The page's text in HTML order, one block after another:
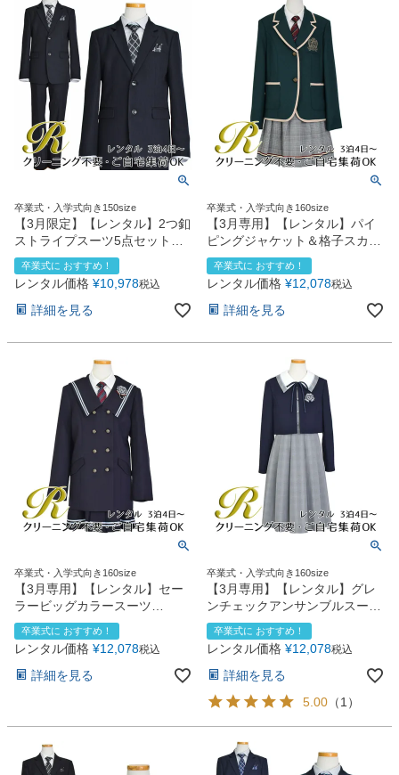
卒業式・入学式向き150size
【3月限定】【レンタル】2つ釦
ストライプスーツ5点セット
(CAT545610)ブラック
卒業式に おすすめ！
レンタル価格 ¥10,978税込
詳細を見る
卒業式・入学式向き160size
【3月専用】【レンタル】パイ
ピングジャケット＆格子スカー
トスーツ4点セット
(CAT932512)グリーン
卒業式に おすすめ！
レンタル価格 ¥12,078税込
詳細を見る
卒業式・入学式向き160size
【3月専用】【レンタル】セー
ラービッグカラースーツ
(CAT742568)ネイビー
卒業式に おすすめ！
レンタル価格 ¥12,078税込
詳細を見る
卒業式・入学式向き160size
【3月専用】【レンタル】グレ
ンチェックアンサンブルスーツ
(CAT742566)ネイビー
卒業式に おすすめ！
レンタル価格 ¥12,078税込
詳細を見る
5.00 （1 ）